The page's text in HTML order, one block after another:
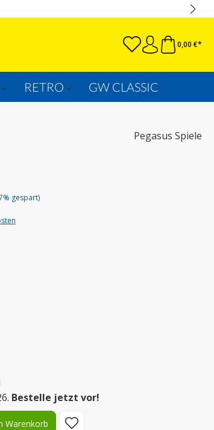
0,00 €*
RETRO GW CLASSIC
Pegasus Spiele
gespart)
Bestelle jetzt vor!
Wert ein oder benutze die
Warenkorb